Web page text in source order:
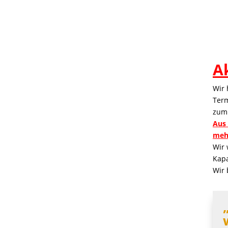
Wir
Wir
Wir